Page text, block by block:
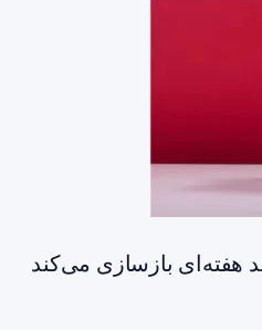
هفته‌ای بازسازی می‌کند